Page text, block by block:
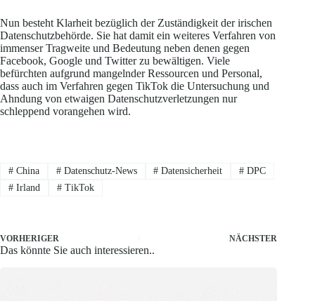
Nun besteht Klarheit bezüglich der Zuständigkeit der irischen
Datenschutzbehörde. Sie hat damit ein weiteres Verfahren von
immenser Tragweite und Bedeutung neben denen gegen
Facebook, Google und Twitter zu bewältigen. Viele
befürchten aufgrund mangelnder Ressourcen und Personal,
dass auch im Verfahren gegen TikTok die Untersuchung und
Ahndung von etwaigen Datenschutzverletzungen nur
schleppend vorangehen wird.
#China #Datenschutz-News # Datensicherheit # DPC
#Irland #TikTok
VORHERIGER NÄCHSTER
Das könnte Sie auch interessieren..